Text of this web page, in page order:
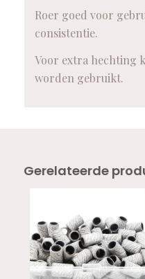
Roer goed voor
consistentie.
Voor extra hechting
worden gebruikt.
Gerelateerde